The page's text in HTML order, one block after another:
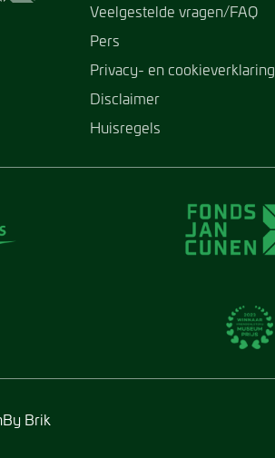
Jan Cunen
Jan Cunen
Veelgestelde vragen/FAQ
Pers
Privacy- en cookieverklaring
Disclaimer
Huisregels
By Brik